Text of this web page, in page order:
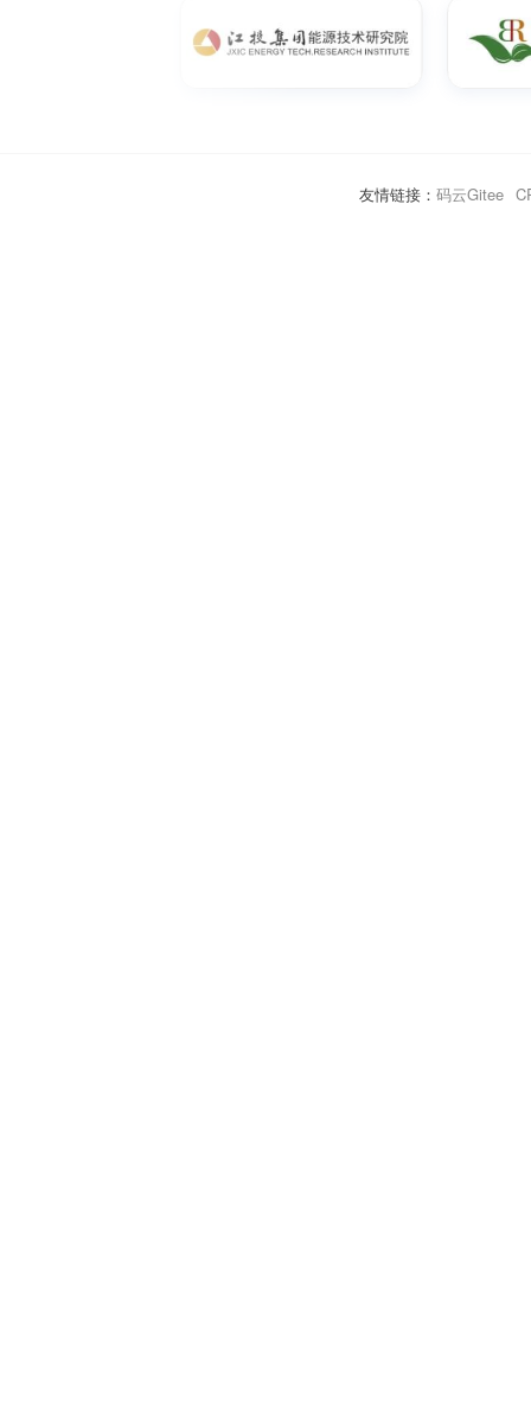
友情链接： 码云Gitee